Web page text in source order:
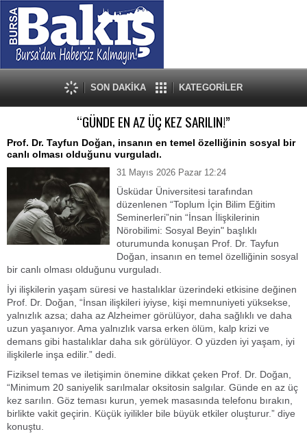
SON DAKİKA KATEGORİLER
“GÜNDE EN AZ ÜÇ KEZ SARILIN!”
Prof. Dr. Tayfun Doğan, insanın en temel özelliğinin sosyal bir
canlı olması olduğunu vurguladı.
31 Mayıs 2026 Pazar 12:24
Üsküdar Üniversitesi tarafından
düzenlenen “Toplum İçin Bilim Eğitim
Seminerleri”nin “İnsan İlişkilerinin
Nörobilimi: Sosyal Beyin" başlıklı
oturumunda konuşan Prof. Dr. Tayfun
Doğan, insanın en temel özelliğinin sosyal
bir canlı olması olduğunu vurguladı.
İyi ilişkilerin yaşam süresi ve hastalıklar üzerindeki etkisine değinen
Prof. Dr. Doğan, “İnsan ilişkileri iyiyse, kişi memnuniyeti yüksekse,
yalnızlık azsa; daha az Alzheimer görülüyor, daha sağlıklı ve daha
uzun yaşanıyor. Ama yalnızlık varsa erken ölüm, kalp krizi ve
demans gibi hastalıklar daha sık görülüyor. O yüzden iyi yaşam, iyi
ilişkilerle inşa edilir.” dedi.
Fiziksel temas ve iletişimin önemine dikkat çeken Prof. Dr. Doğan,
“Minimum 20 saniyelik sarılmalar oksitosin salgılar. Günde en az üç
kez sarılın. Göz teması kurun, yemek masasında telefonu bırakın,
birlikte vakit geçirin. Küçük iyilikler bile büyük etkiler oluşturur.” diye
konuştu.